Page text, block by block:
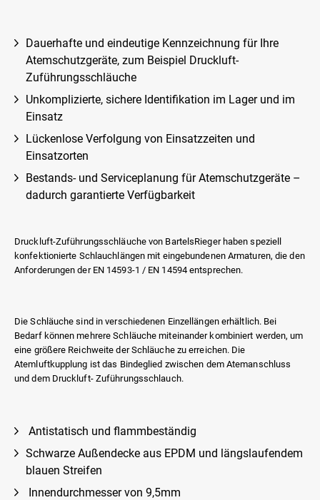
Dauerhafte und eindeutige Kennzeichnung für Ihre
Atemschutzgeräte, zum Beispiel Druckluft-
Zuführungsschläuche
Unkomplizierte, sichere Identifikation im Lager und im
Einsatz
Lückenlose Verfolgung von Einsatzzeiten und
Einsatzorten
Bestands- und Serviceplanung für Atemschutzgeräte –
dadurch garantierte Verfügbarkeit
Druckluft-Zuführungsschläuche von BartelsRieger haben speziell
konfektionierte Schlauchlängen mit eingebundenen Armaturen, die den
Anforderungen der EN 14593-1 / EN 14594 entsprechen.
Die Schläuche sind in verschiedenen Einzellängen erhältlich. Bei
Bedarf können mehrere Schläuche miteinander kombiniert werden, um
eine größere Reichweite der Schläuche zu erreichen. Die
Atemluftkupplung ist das Bindeglied zwischen dem Atemanschluss
und dem Druckluft- Zuführungsschlauch.
Antistatisch und flammbeständig
Schwarze Außendecke aus EPDM und längslaufendem
blauen Streifen
Innendurchmesser von 9,5mm